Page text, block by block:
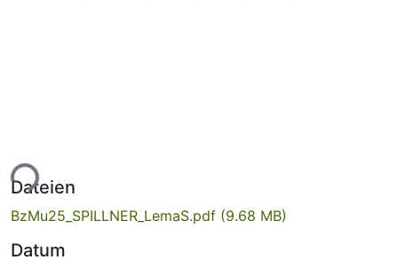
Dateien
BzMu25_SPILLNER_LemaS.pdf (9.68 MB)
Datum